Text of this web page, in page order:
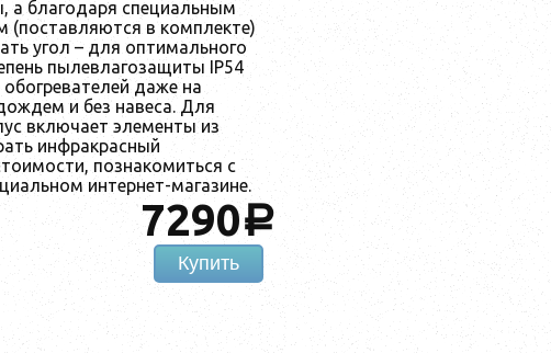
а благодаря специальным
в комплекте)
угол – для оптимального
пылевлагозащиты IP54
даже на
и без навеса. Для
включает элементы из
инфракрасный
познакомиться с
интернет-магазине.
7290a
Купить